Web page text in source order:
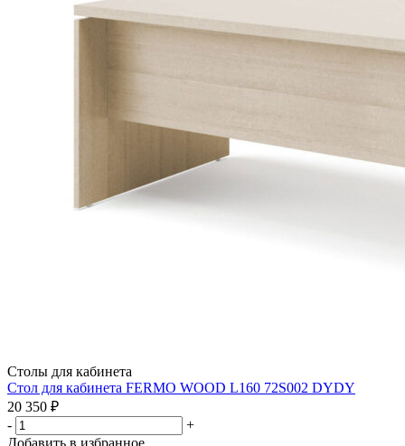
Столы для кабинета
Стол для кабинета FERMO WOOD L160 72S002 DYDY
20 350 ₽
-
+
Добавить в избранное